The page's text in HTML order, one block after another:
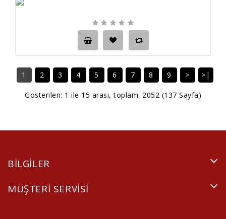
1 2 3 4 5 6 7 8 9 > >|
Gösterilen: 1 ile 15 arası, toplam: 2052 (137 Sayfa)
BILGILER
MÜŞTERI SERVISI